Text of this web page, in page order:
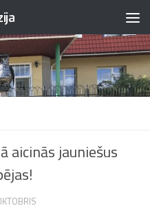
aicinās jauniešus